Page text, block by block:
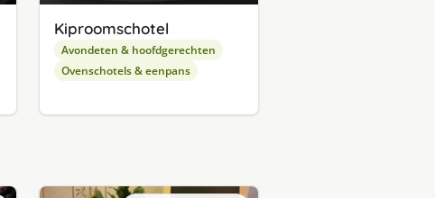
Kiproomschotel
Avondeten & hoofdgerechten
Ovenschotels & eenpans